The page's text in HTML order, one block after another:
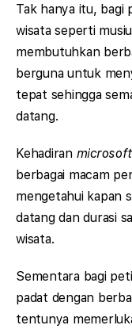
Tak hanya itu, bagi
wisata seperti
membutuhkan
berguna untuk
tepat sehingga
datang.
Kehadiran
berbagai macam
mengetahui kapan
datang dan durasi
wisata.
Sementara bagi
padat dengan
tentunya